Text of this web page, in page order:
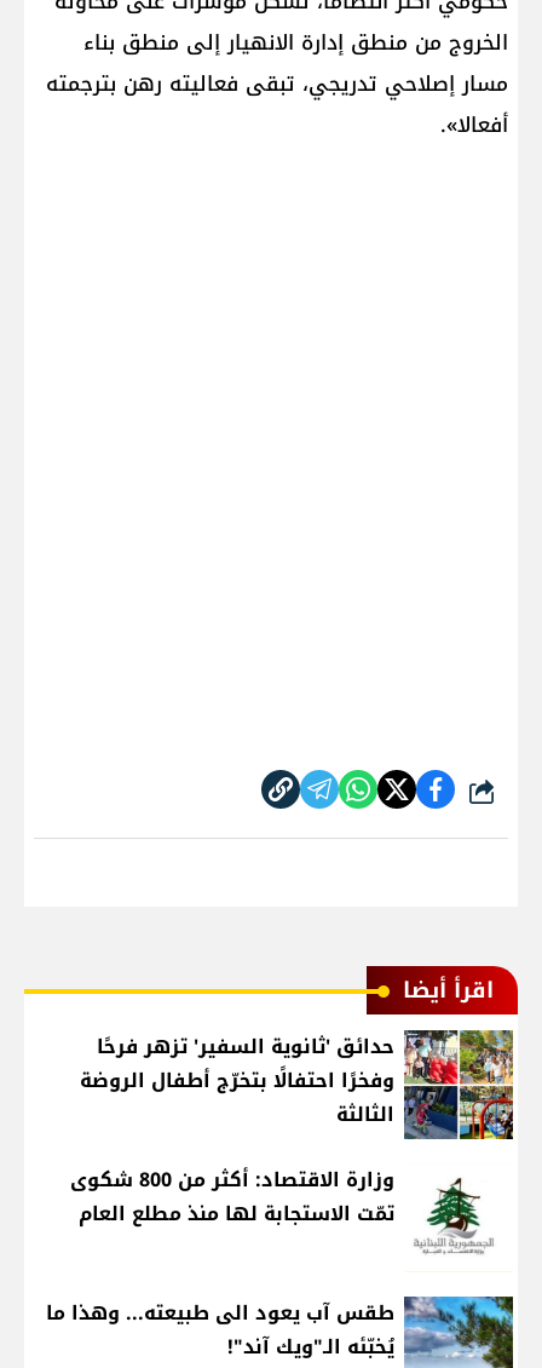
الخروج من منطق إدارة الانهيار إلى منطق بناء
مسار إصلاحي تدريجي، تبقى فعاليته رهن بترجمته
أفعالا».
شارك
اقرأ أيضا
حدائق 'ثانوية السفير' تزهر فرحًا
وفخرًا احتفالًا بتخرّج أطفال الروضة
الثالثة
وزارة الاقتصاد: أكثر من 800 شكوى
تمّت الاستجابة لها منذ مطلع العام
طقس آب يعود الى طبيعته... وهذا ما
يُخبّئه الـ"ويك آند"!